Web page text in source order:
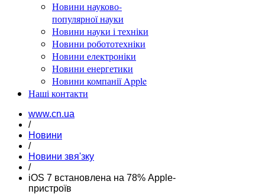
Новини науково-
популярної науки
Новини науки і техніки
Новини робототехніки
Новини електроніки
Новини енергетики
Новини компанії Apple
Наші контакти
www.cn.ua
/
Новини
/
Новини звя'зку
/
iOS 7 встановлена на 78% Apple-
пристроїв